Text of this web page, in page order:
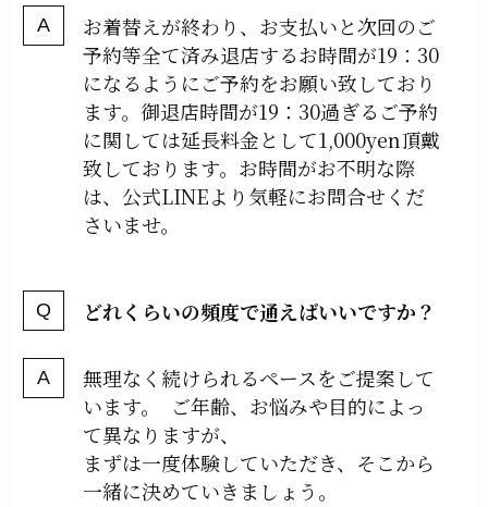
お着替えが終わり、お支払いと次回のご
予約等全て済み退店するお時間が19：30
になるようにご予約をお願い致しており
ます。御退店時間が19：30過ぎるご予約
に関しては延長料金として1,000yen頂戴
致しております。お時間がお不明な際
は、公式LINEより気軽にお問合せくだ
さいませ。
どれくらいの頻度で通えばいいですか？
無理なく続けられるペースをご提案して
います。 ご年齢、お悩みや目的によっ
て異なりますが、
まずは一度体験していただき、そこから
一緒に決めていきましょう。